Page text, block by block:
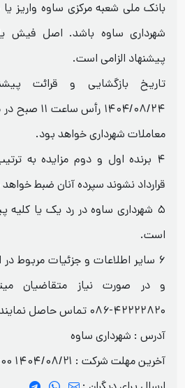
بانک ملی شعبه مرکزی ساوه واریز
شهرداری ساوه باشد. اصل فیش
پیشنهاد الزامی است.
تاریخ بازگشایی و قرائت
۱۴۰۴/۰۸/۲۴
معاملات شهرداری خواهد بود.
۴ برنده اول و دوم مزایده به
قرارداد نشوند سپرده آنان ضبط
۵ شهرداری ساوه در رد یک یا کلیه
است.
۶ سایر اطلاعات و جزئیات مربوط
و در صورت نیاز متقاضیان
۴۲۲۲۲۸۲۰-۰۸۶ تماس حاصل نمایند.
آدرس : شهرداری ساوه
آخرین مهلت شرکت : 1404/08/21 00:00:00